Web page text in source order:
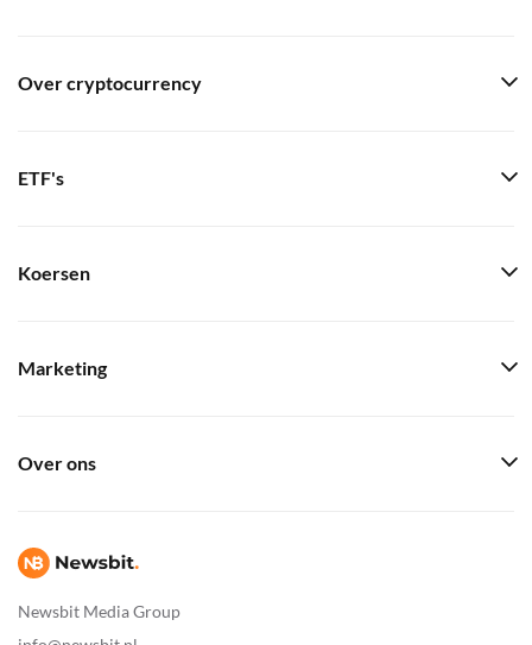
Newsbit Media Group
Over cryptocurrency
ETF's
Koersen
Marketing
Over ons